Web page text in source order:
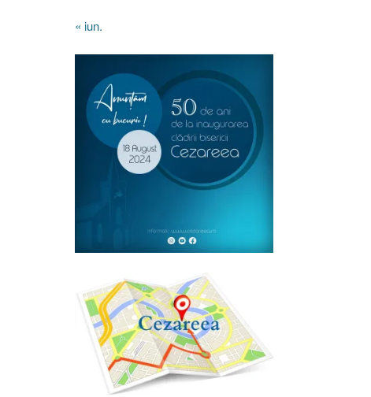
« iun.